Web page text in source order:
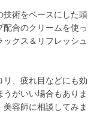
技術をベースにした頭
合のクリームを使っ
クス＆リフレッシュ
、疲れ目などにも効
がいい場合もありま
容師に相談してみま